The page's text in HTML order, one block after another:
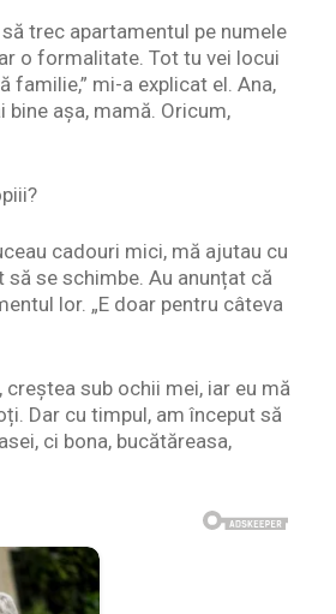
trec apartamentul pe numele
o formalitate. Tot tu vei locui
familie,” mi-a explicat el. Ana,
așa, mamă. Oricum,
cadouri mici, mă ajutau cu
se schimbe. Au anunțat că
lor. „E doar pentru câteva
sub ochii mei, iar eu mă
Dar cu timpul, am început să
ci bona, bucătăreasa,